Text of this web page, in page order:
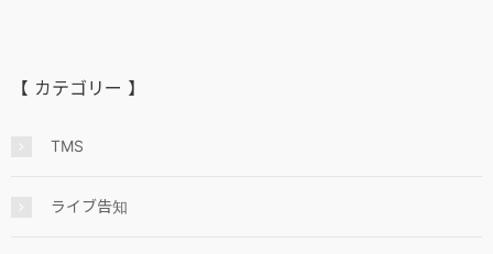
【 カテゴリー 】
TMS
ライブ告知